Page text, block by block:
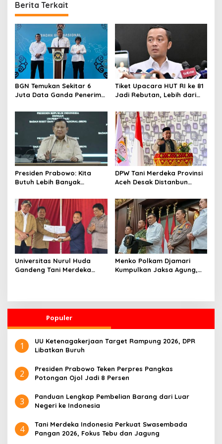
Berita Terkait
BGN Temukan Sekitar 6
Juta Data Ganda Penerima
Sudaryono
Tiket Upacara HUT RI ke 81
Jadi Rebutan, Lebih dari
dalam Sehari
Presiden Prabowo: Kita
Butuh Lebih Banyak
Sains dan Teknologi
DPW Tani Merdeka Provinsi
Aceh Desak Distanbun
Rehabilitasi Lahan
Pertanian Pascabanjir
Universitas Nurul Huda
Gandeng Tani Merdeka
Menko Polkam Djamari
Kumpulkan Jaksa Agung,
Populer
1
UU Ketenagakerjaan Target Rampung 2026, DPR
Libatkan Buruh
2
Presiden Prabowo Teken Perpres Pangkas
Potongan Ojol Jadi 8 Persen
3
Panduan Lengkap Pembelian Barang dari Luar
Negeri ke Indonesia
4
Tani Merdeka Indonesia Perkuat Swasembada
Pangan 2026, Fokus Tebu dan Jagung